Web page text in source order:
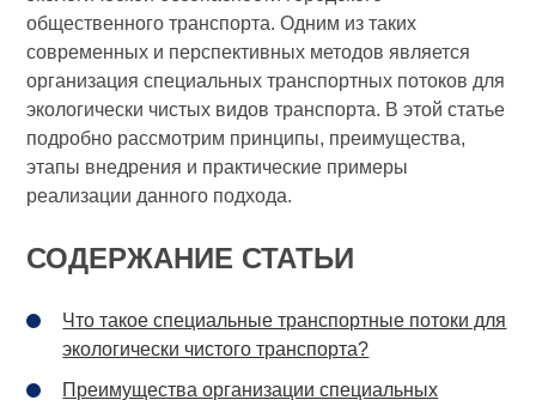
общественного транспорта. Одним из таких
современных и перспективных методов является
организация специальных транспортных потоков для
экологически чистых видов транспорта. В этой статье
подробно рассмотрим принципы, преимущества,
этапы внедрения и практические примеры
реализации данного подхода.
СОДЕРЖАНИЕ СТАТЬИ
Что такое специальные транспортные потоки для
экологически чистого транспорта?
Преимущества организации специальных